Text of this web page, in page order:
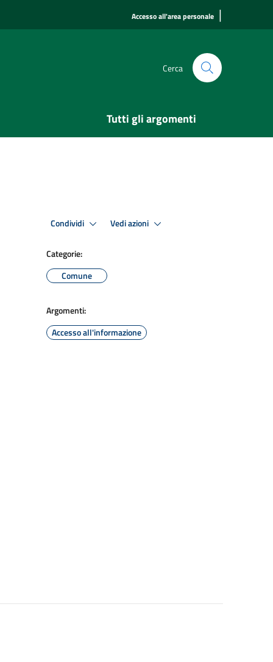
Accesso all'area personale |
Cerca
Tutti gli argomenti
Condividi Vedi azioni
Categorie:
Comune
Argomenti:
Accesso all'informazione